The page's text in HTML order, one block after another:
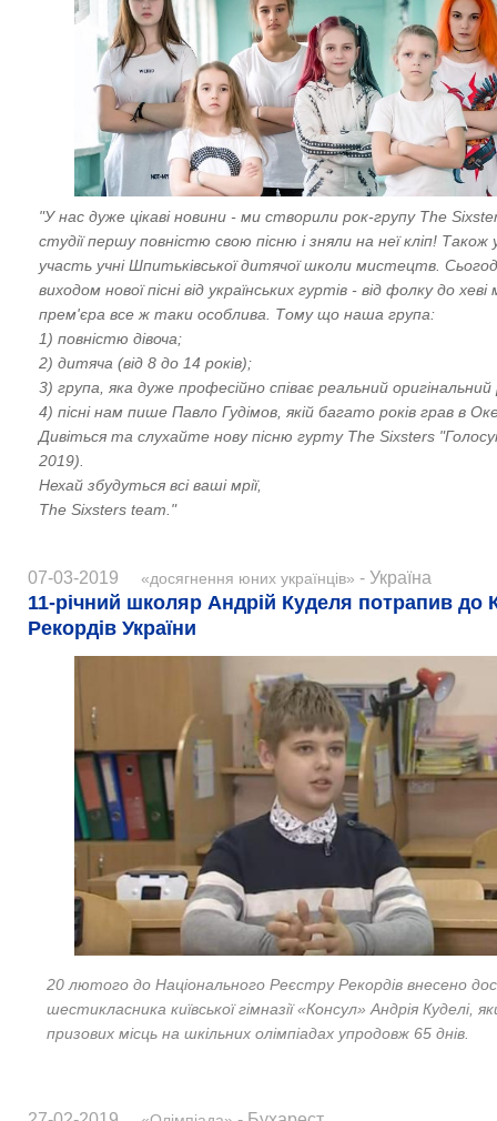
"У нас дуже цікаві новини - ми створили рок-групу The
студії першу повністю свою пісню і зняли на неї кліп! Також
участь учні Шпитьківської дитячої школи мистецтв.
виходом нової пісні від українських гуртів - від фолку до
прем'єра все ж таки особлива. Тому що наша група:
1) повністю дівоча;
2) дитяча (від 8 до 14 років);
3) група, яка дуже професійно співає реальний оригінальний
4) пісні нам пише Павло Гудімов, якій багато років грав в
Дивіться та слухайте нову пісню гурту The Sixsters
2019).
Нехай збудуться всі ваші мрії,
The Sixsters team."
07-03-2019 «досягнення юних українців» - Україна
11-річний школяр Андрій Куделя потрапив до
Рекордів України
20 лютого до Національного Реєстру Рекордів внесено
шестикласника київської гімназії «Консул» Андрія Куделі,
призових місць на шкільних олімпіадах упродовж 65 днів.